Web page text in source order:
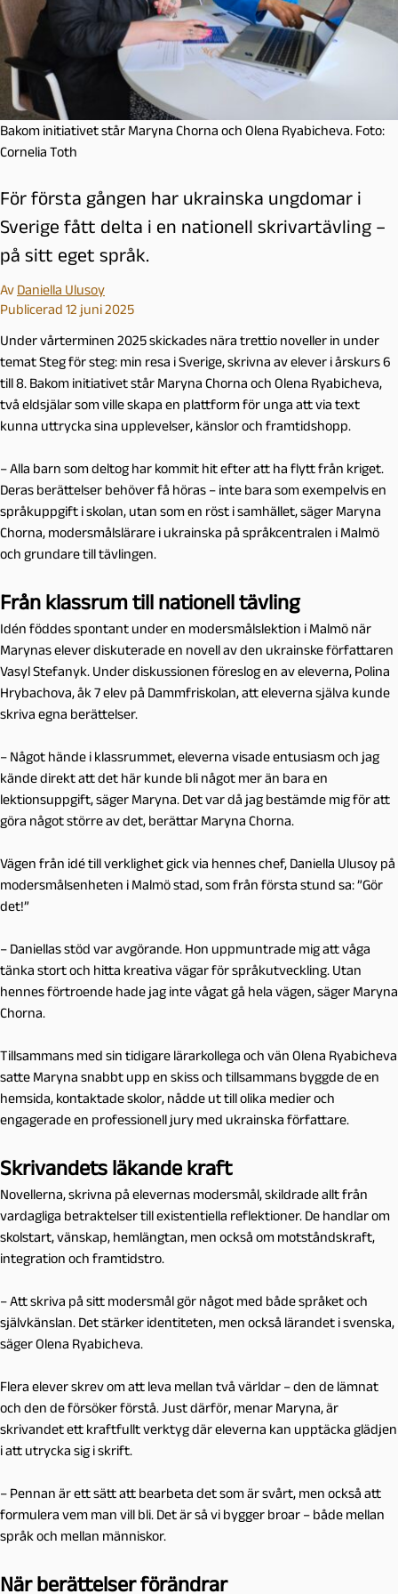
Bakom initiativet står Maryna Chorna och Olena Ryabicheva. Foto:
Cornelia Toth
För första gången har ukrainska ungdomar i
Sverige fått delta i en nationell skrivartävling –
på sitt eget språk.
Av Daniella Ulusoy
Publicerad 12 juni 2025
Under vårterminen 2025 skickades nära trettio noveller in under
temat Steg för steg: min resa i Sverige, skrivna av elever i årskurs 6
till 8. Bakom initiativet står Maryna Chorna och Olena Ryabicheva,
två eldsjälar som ville skapa en plattform för unga att via text
kunna uttrycka sina upplevelser, känslor och framtidshopp.
– Alla barn som deltog har kommit hit efter att ha flytt från kriget.
Deras berättelser behöver få höras – inte bara som exempelvis en
språkuppgift i skolan, utan som en röst i samhället, säger Maryna
Chorna, modersmålslärare i ukrainska på språkcentralen i Malmö
och grundare till tävlingen.
Från klassrum till nationell tävling
Idén föddes spontant under en modersmålslektion i Malmö när
Marynas elever diskuterade en novell av den ukrainske författaren
Vasyl Stefanyk. Under diskussionen föreslog en av eleverna, Polina
Hrybachova, åk 7 elev på Dammfriskolan, att eleverna själva kunde
skriva egna berättelser.
– Något hände i klassrummet, eleverna visade entusiasm och jag
kände direkt att det här kunde bli något mer än bara en
lektionsuppgift, säger Maryna. Det var då jag bestämde mig för att
göra något större av det, berättar Maryna Chorna.
Vägen från idé till verklighet gick via hennes chef, Daniella Ulusoy på
modersmålsenheten i Malmö stad, som från första stund sa: ”Gör
det!”
– Daniellas stöd var avgörande. Hon uppmuntrade mig att våga
tänka stort och hitta kreativa vägar för språkutveckling. Utan
hennes förtroende hade jag inte vågat gå hela vägen, säger Maryna
Chorna.
Tillsammans med sin tidigare lärarkollega och vän Olena Ryabicheva
satte Maryna snabbt upp en skiss och tillsammans byggde de en
hemsida, kontaktade skolor, nådde ut till olika medier och
engagerade en professionell jury med ukrainska författare.
Skrivandets läkande kraft
Novellerna, skrivna på elevernas modersmål, skildrade allt från
vardagliga betraktelser till existentiella reflektioner. De handlar om
skolstart, vänskap, hemlängtan, men också om motståndskraft,
integration och framtidstro.
– Att skriva på sitt modersmål gör något med både språket och
självkänslan. Det stärker identiteten, men också lärandet i svenska,
säger Olena Ryabicheva.
Flera elever skrev om att leva mellan två världar – den de lämnat
och den de försöker förstå. Just därför, menar Maryna, är
skrivandet ett kraftfullt verktyg där eleverna kan upptäcka glädjen
i att utrycka sig i skrift.
– Pennan är ett sätt att bearbeta det som är svårt, men också att
formulera vem man vill bli. Det är så vi bygger broar – både mellan
språk och mellan människor.
När berättelser förändrar